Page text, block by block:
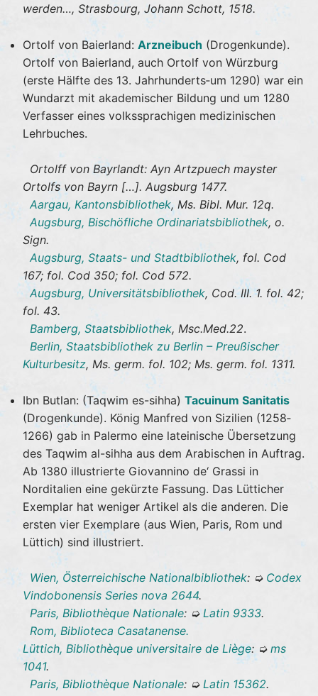
werden…, Strasbourg, Johann Schott, 1518.
Ortolf von Baierland: Arzneibuch (Drogenkunde).
Ortolf von Baierland, auch Ortolf von Würzburg
(erste Hälfte des 13. Jahrhunderts‐um 1290) war ein
Wundarzt mit akademischer Bildung und um 1280
Verfasser eines volkssprachigen medizinischen
Lehrbuches.
Ortolff von Bayrlandt: Ayn Artzpuech mayster
Ortolfs von Bayrn […]. Augsburg 1477.
Aargau, Kantonsbibliothek, Ms. Bibl. Mur. 12q.
Augsburg, Bischöfliche Ordinariatsbibliothek, o.
Sign.
Augsburg, Staats- und Stadtbibliothek, fol. Cod
167; fol. Cod 350; fol. Cod 572.
Augsburg, Universitätsbibliothek, Cod. III. 1. fol. 42;
fol. 43.
Bamberg, Staatsbibliothek, Msc.Med.22.
Berlin, Staatsbibliothek zu Berlin – Preußischer
Kulturbesitz, Ms. germ. fol. 102; Ms. germ. fol. 1311.
Ibn Butlan: (Taqwim es-sihha) Tacuinum Sanitatis
(Drogenkunde). König Manfred von Sizilien (1258‐
1266) gab in Palermo eine lateinische Übersetzung
des Taqwim al-sihha aus dem Arabischen in Auftrag.
Ab 1380 illustrierte Giovannino de‘ Grassi in
Norditalien eine gekürzte Fassung. Das Lütticher
Exemplar hat weniger Artikel als die anderen. Die
ersten vier Exemplare (aus Wien, Paris, Rom und
Lüttich) sind illustriert.
Wien, Österreichische Nationalbibliothek: ➭ Codex
Vindobonensis Series nova 2644.
Paris, Bibliothèque Nationale: ➭ Latin 9333.
Rom, Biblioteca Casatanense.
Lüttich, Bibliothèque universitaire de Liège: ➭ ms
1041.
Paris, Bibliothèque Nationale: ➭ Latin 15362.